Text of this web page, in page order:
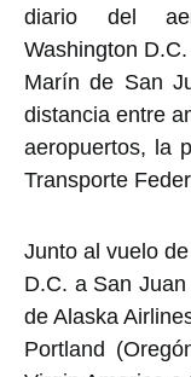
diario del
Washington
Marín de San
distancia entre
aeropuertos, la
Transporte
Junto al vuelo
D.C. a San
de Alaska
Portland